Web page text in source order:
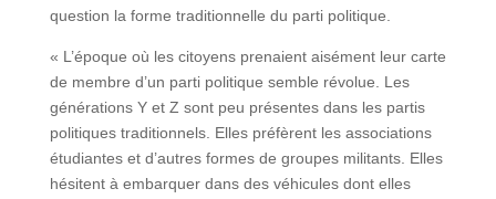
question la forme traditionnelle du parti politique.
« L’époque où les citoyens prenaient aisément leur carte
de membre d’un parti politique semble révolue. Les
générations Y et Z sont peu présentes dans les partis
politiques traditionnels. Elles préfèrent les associations
étudiantes et d’autres formes de groupes militants. Elles
hésitent à embarquer dans des véhicules dont elles